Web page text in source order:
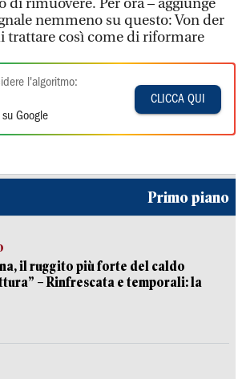
di rimuovere. Per ora – aggiunge
nemmeno su questo: Von der
trattare così come di riformare
l'algoritmo:
Google
CLICCA QUI
Primo piano
il ruggito più forte del caldo
– Rinfrescata e temporali: la